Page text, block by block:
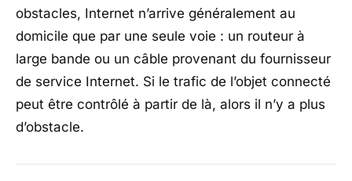
obstacles, Internet n’arrive généralement au
domicile que par une seule voie : un routeur à
large bande ou un câble provenant du fournisseur
de service Internet. Si le trafic de l’objet connecté
peut être contrôlé à partir de là, alors il n’y a plus
d’obstacle.